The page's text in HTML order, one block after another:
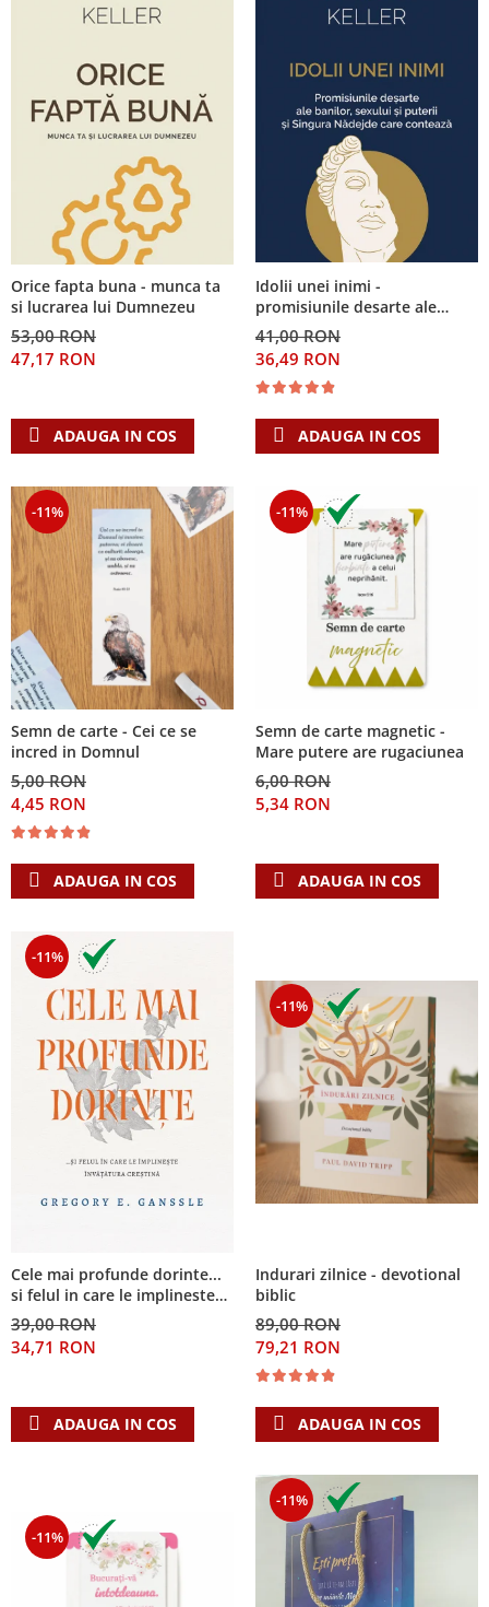
Orice fapta buna - munca ta
si lucrarea lui Dumnezeu
53,00 RON
47,17 RON
ADAUGA IN COS
Idolii unei inimi -
promisiunile desarte ale
banilor, sexului si puterii si
Singura Nadejde care
conteaza
41,00 RON
36,49 RON
ADAUGA IN COS
-11%
Semn de carte - Cei ce se
incred in Domnul
5,00 RON
4,45 RON
ADAUGA IN COS
-11%
Semn de carte magnetic -
Mare putere are rugaciunea
6,00 RON
5,34 RON
ADAUGA IN COS
-11%
Cele mai profunde dorinte...
si felul in care le implineste
invatatura crestina
39,00 RON
34,71 RON
ADAUGA IN COS
-11%
Indurari zilnice - devotional
biblic
89,00 RON
79,21 RON
ADAUGA IN COS
-11%
-11%